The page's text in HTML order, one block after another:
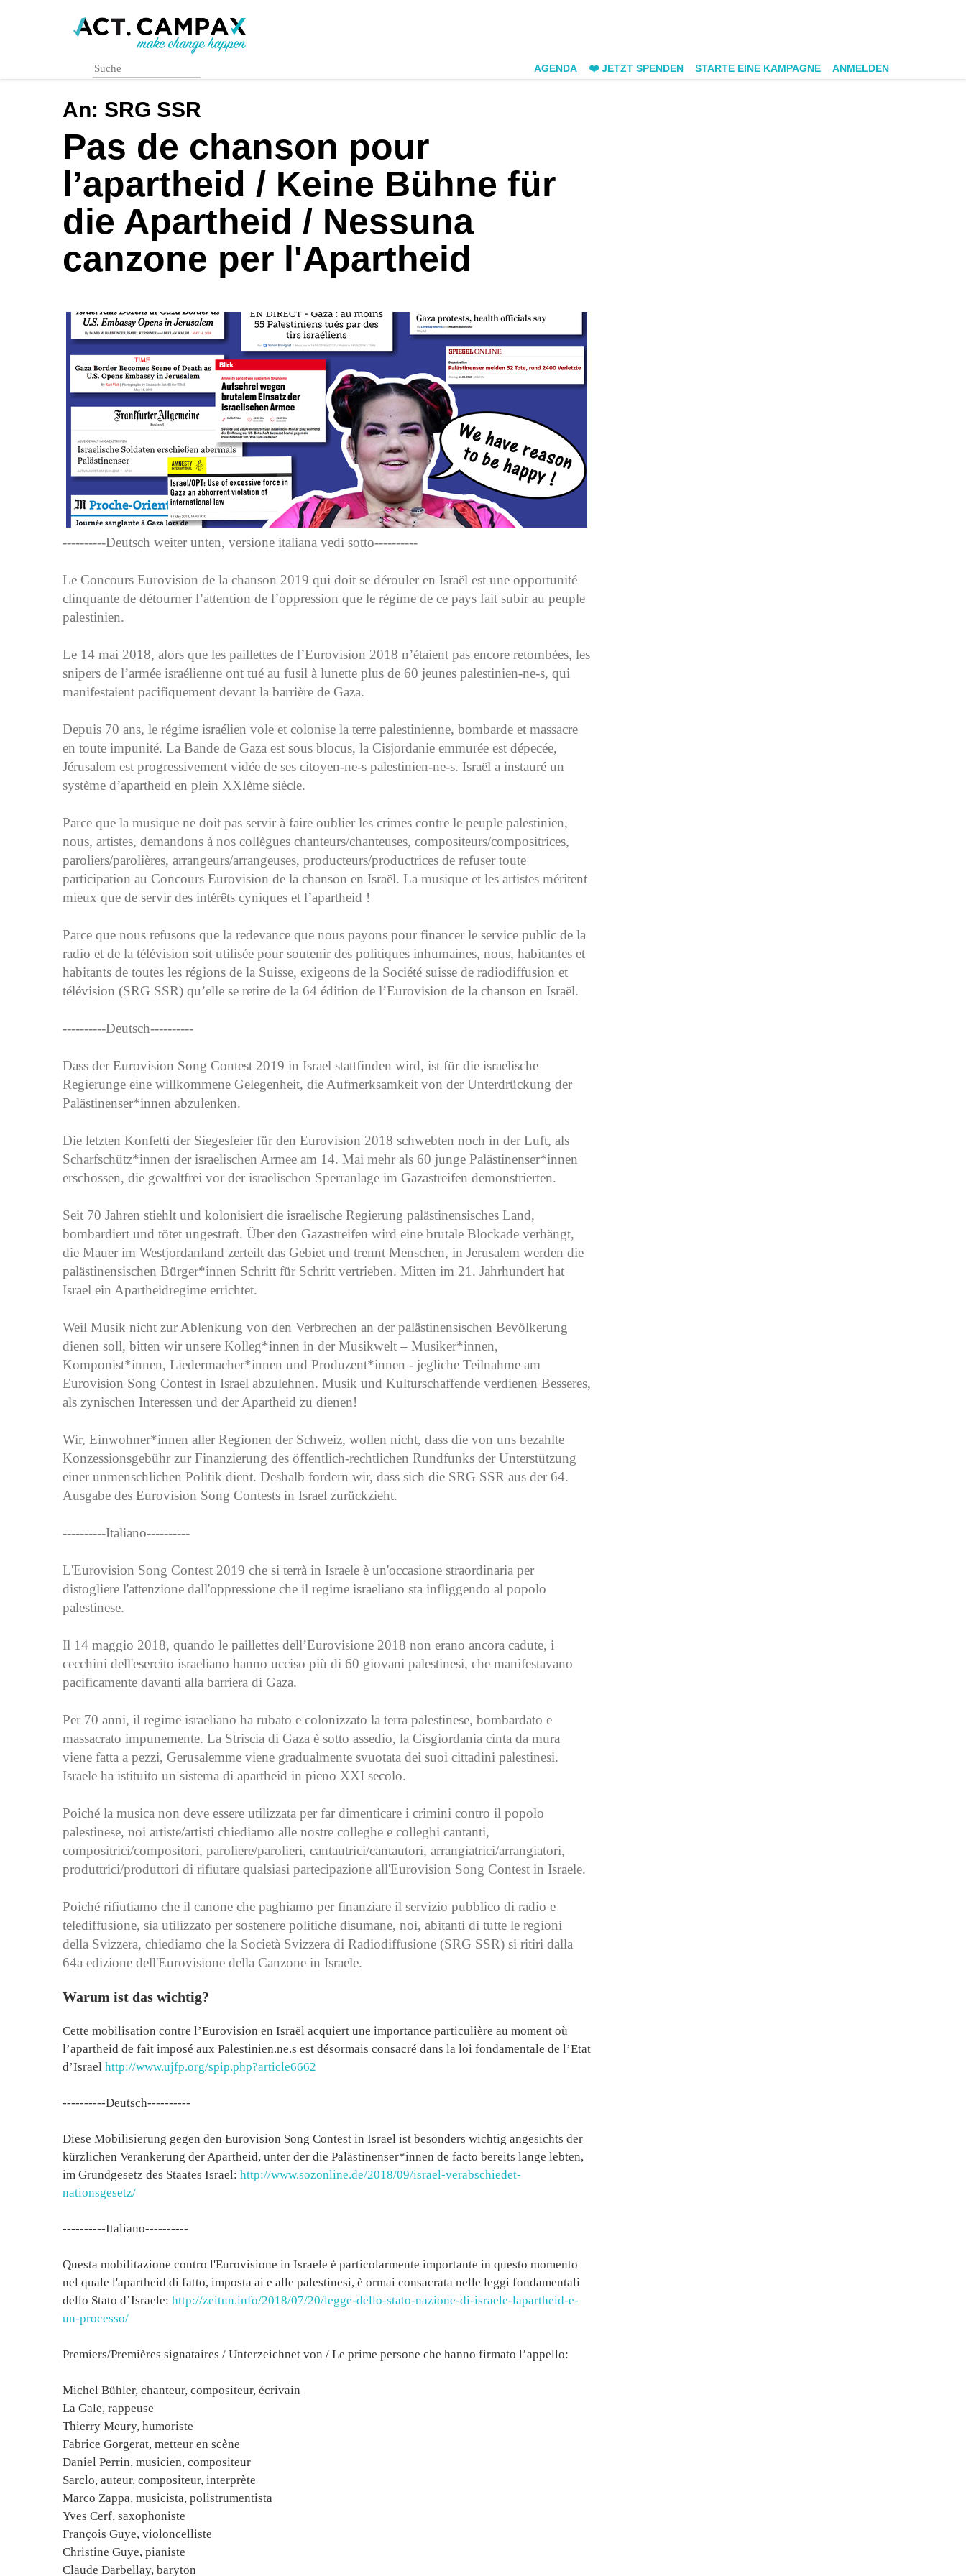
AGENDA ❤️ JETZT SPENDEN STARTE EINE KAMPAGNE ANMELDEN
An: SRG SSR
Pas de chanson pour
l’apartheid / Keine Bühne für
die Apartheid / Nessuna
canzone per l'Apartheid
----------Deutsch weiter unten, versione italiana vedi sotto----------
Le Concours Eurovision de la chanson 2019 qui doit se dérouler en Israël est une opportunité
clinquante de détourner l’attention de l’oppression que le régime de ce pays fait subir au peuple
palestinien.
Le 14 mai 2018, alors que les paillettes de l’Eurovision 2018 n’étaient pas encore retombées, les
snipers de l’armée israélienne ont tué au fusil à lunette plus de 60 jeunes palestinien-ne-s, qui
manifestaient pacifiquement devant la barrière de Gaza.
Depuis 70 ans, le régime israélien vole et colonise la terre palestinienne, bombarde et massacre
en toute impunité. La Bande de Gaza est sous blocus, la Cisjordanie emmurée est dépecée,
Jérusalem est progressivement vidée de ses citoyen-ne-s palestinien-ne-s. Israël a instauré un
système d’apartheid en plein XXIème siècle.
Parce que la musique ne doit pas servir à faire oublier les crimes contre le peuple palestinien,
nous, artistes, demandons à nos collègues chanteurs/chanteuses, compositeurs/compositrices,
paroliers/parolières, arrangeurs/arrangeuses, producteurs/productrices de refuser toute
participation au Concours Eurovision de la chanson en Israël. La musique et les artistes méritent
mieux que de servir des intérêts cyniques et l’apartheid !
Parce que nous refusons que la redevance que nous payons pour financer le service public de la
radio et de la télévision soit utilisée pour soutenir des politiques inhumaines, nous, habitantes et
habitants de toutes les régions de la Suisse, exigeons de la Société suisse de radiodiffusion et
télévision (SRG SSR) qu’elle se retire de la 64 édition de l’Eurovision de la chanson en Israël.
----------Deutsch----------
Dass der Eurovision Song Contest 2019 in Israel stattfinden wird, ist für die israelische
Regierunge eine willkommene Gelegenheit, die Aufmerksamkeit von der Unterdrückung der
Palästinenser*innen abzulenken.
Die letzten Konfetti der Siegesfeier für den Eurovision 2018 schwebten noch in der Luft, als
Scharfschütz*innen der israelischen Armee am 14. Mai mehr als 60 junge Palästinenser*innen
erschossen, die gewaltfrei vor der israelischen Sperranlage im Gazastreifen demonstrierten.
Seit 70 Jahren stiehlt und kolonisiert die israelische Regierung palästinensisches Land,
bombardiert und tötet ungestraft. Über den Gazastreifen wird eine brutale Blockade verhängt,
die Mauer im Westjordanland zerteilt das Gebiet und trennt Menschen, in Jerusalem werden die
palästinensischen Bürger*innen Schritt für Schritt vertrieben. Mitten im 21. Jahrhundert hat
Israel ein Apartheidregime errichtet.
Weil Musik nicht zur Ablenkung von den Verbrechen an der palästinensischen Bevölkerung
dienen soll, bitten wir unsere Kolleg*innen in der Musikwelt – Musiker*innen,
Komponist*innen, Liedermacher*innen und Produzent*innen - jegliche Teilnahme am
Eurovision Song Contest in Israel abzulehnen. Musik und Kulturschaffende verdienen Besseres,
als zynischen Interessen und der Apartheid zu dienen!
Wir, Einwohner*innen aller Regionen der Schweiz, wollen nicht, dass die von uns bezahlte
Konzessionsgebühr zur Finanzierung des öffentlich-rechtlichen Rundfunks der Unterstützung
einer unmenschlichen Politik dient. Deshalb fordern wir, dass sich die SRG SSR aus der 64.
Ausgabe des Eurovision Song Contests in Israel zurückzieht.
----------Italiano----------
L'Eurovision Song Contest 2019 che si terrà in Israele è un'occasione straordinaria per
distogliere l'attenzione dall'oppressione che il regime israeliano sta infliggendo al popolo
palestinese.
Il 14 maggio 2018, quando le paillettes dell’Eurovisione 2018 non erano ancora cadute, i
cecchini dell'esercito israeliano hanno ucciso più di 60 giovani palestinesi, che manifestavano
pacificamente davanti alla barriera di Gaza.
Per 70 anni, il regime israeliano ha rubato e colonizzato la terra palestinese, bombardato e
massacrato impunemente. La Striscia di Gaza è sotto assedio, la Cisgiordania cinta da mura
viene fatta a pezzi, Gerusalemme viene gradualmente svuotata dei suoi cittadini palestinesi.
Israele ha istituito un sistema di apartheid in pieno XXI secolo.
Poiché la musica non deve essere utilizzata per far dimenticare i crimini contro il popolo
palestinese, noi artiste/artisti chiediamo alle nostre colleghe e colleghi cantanti,
compositrici/compositori, paroliere/parolieri, cantautrici/cantautori, arrangiatrici/arrangiatori,
produttrici/produttori di rifiutare qualsiasi partecipazione all'Eurovision Song Contest in Israele.
Poiché rifiutiamo che il canone che paghiamo per finanziare il servizio pubblico di radio e
telediffusione, sia utilizzato per sostenere politiche disumane, noi, abitanti di tutte le regioni
della Svizzera, chiediamo che la Società Svizzera di Radiodiffusione (SRG SSR) si ritiri dalla
64a edizione dell'Eurovisione della Canzone in Israele.
Warum ist das wichtig?
Cette mobilisation contre l’Eurovision en Israël acquiert une importance particulière au moment où
l’apartheid de fait imposé aux Palestinien.ne.s est désormais consacré dans la loi fondamentale de l’Etat
d’Israel http://www.ujfp.org/spip.php?article6662
----------Deutsch----------
Diese Mobilisierung gegen den Eurovision Song Contest in Israel ist besonders wichtig angesichts der
kürzlichen Verankerung der Apartheid, unter der die Palästinenser*innen de facto bereits lange lebten,
im Grundgesetz des Staates Israel: http://www.sozonline.de/2018/09/israel-verabschiedet-
nationsgesetz/
----------Italiano----------
Questa mobilitazione contro l'Eurovisione in Israele è particolarmente importante in questo momento
nel quale l'apartheid di fatto, imposta ai e alle palestinesi, è ormai consacrata nelle leggi fondamentali
dello Stato d’Israele: http://zeitun.info/2018/07/20/legge-dello-stato-nazione-di-israele-lapartheid-e-
un-processo/
Premiers/Premières signataires / Unterzeichnet von / Le prime persone che hanno firmato l’appello:
Michel Bühler, chanteur, compositeur, écrivain
La Gale, rappeuse
Thierry Meury, humoriste
Fabrice Gorgerat, metteur en scène
Daniel Perrin, musicien, compositeur
Sarclo, auteur, compositeur, interprète
Marco Zappa, musicista, polistrumentista
Yves Cerf, saxophoniste
François Guye, violoncelliste
Christine Guye, pianiste
Claude Darbellay, baryton